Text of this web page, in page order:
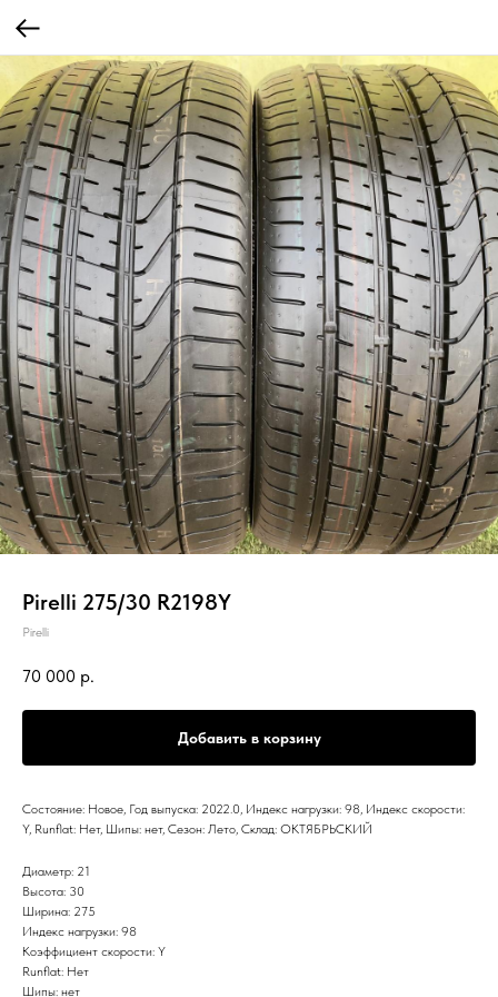
Pirelli 275/30 R2198Y
Pirelli
70 000 р.
Добавить в корзину
Состояние: Новое, Год выпуска: 2022.0, Индекс нагрузки: 98, Индекс скорости:
Y, Runflat: Нет, Шипы: нет, Сезон: Лето, Склад: ОКТЯБРЬСКИЙ
Диаметр: 21
Высота: 30
Ширина: 275
Индекс нагрузки: 98
Коэффициент скорости: Y
Runflat: Нет
Шипы: нет